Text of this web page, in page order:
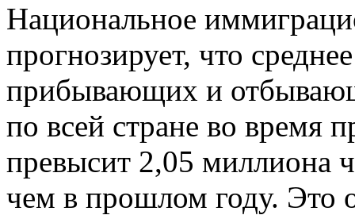
Национальное
прогнозирует, что
прибывающих и
по всей стране во время
превысит 2,05 миллиона
чем в прошлом году. Это